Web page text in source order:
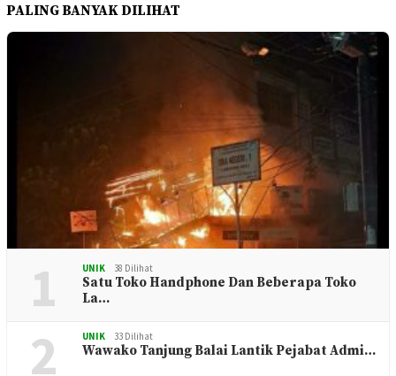
PALING BANYAK DILIHAT
1 UNIK 38 Dilihat
Satu Toko Handphone Dan Beberapa Toko
La…
2 UNIK 33 Dilihat
Wawako Tanjung Balai Lantik Pejabat Admi…